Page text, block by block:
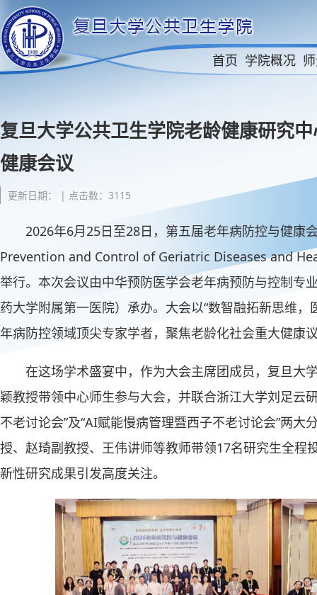
首页 学院概况
复旦大学公共卫生学院老龄健康研究
健康会议
更新日期： | 点击数：3115
2026年6月25日至28日，第五届老年病防控与健
Prevention and Control of Geriatric Diseases and
举行。本次会议由中华预防医学会老年病预防与控制专
药大学附属第一医院）承办。大会以“数智融拓新思维
年病防控领域顶尖专家学者，聚焦老龄化社会重大健康
在这场学术盛宴中，作为大会主席团成员，复旦大
颖教授带领中心师生参与大会，并联合浙江大学刘足云
不老讨论会”及“AI赋能慢病管理暨西子不老讨论会”两
授、赵琦副教授、王伟讲师等教师带领17名研究生全程
新性研究成果引发高度关注。